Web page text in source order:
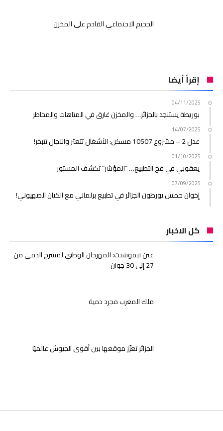
الجحيم الاجتماعي القادم على المخزن
إقرأ أيضا
04/11/2025
بوريطة يستنجد بالجزائر… والمخزن غارق في المتاهات والمخاطر
14/07/2025
عدل 2 – مشروع 10507 مسكن: الأشغال تتعثر والآجال تتبخر!
01/10/2025
يعقوبي في فخ التطبيع… “المؤشر” تكشف المستور
07/09/2025
إخوان حمس يورطون الجزائر في تطبيع برلماني مع الكيان الصهيوني!
كل الاخبار
عين تيموشنت: المهرجان الوطني لمسرح الدمى من
27 إلى 30 جوان
ملك المغرب مجرد دمية
الجزائر تعزّز موقعها بين أقوى الجيوش عالميًا